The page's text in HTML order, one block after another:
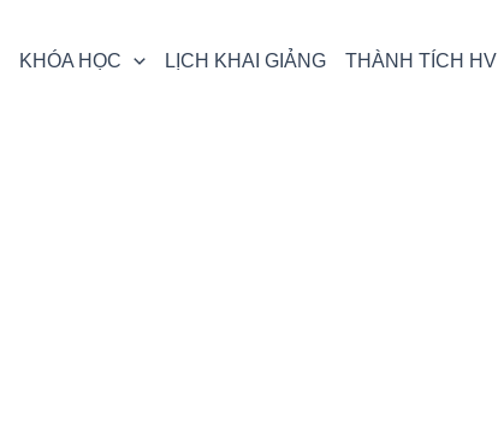
KHÓA HỌC LỊCH KHAI GIẢNG THÀNH TÍCH HV